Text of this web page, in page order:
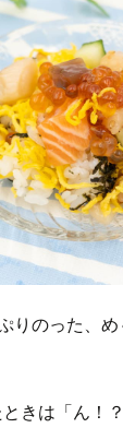
りのった、
きは「ん！